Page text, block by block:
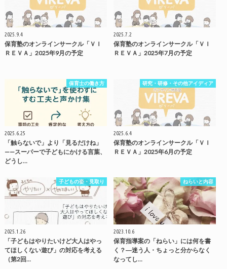
2025.9.4
保育塾のオンラインサークル「ＶＩ
ＲＥＶＡ」2025年9月の予定
2025.7.2
保育塾のオンラインサークル「ＶＩ
ＲＥＶＡ」2025年7月の予定
保育士の働き方
2025.6.25
「触らないで」より「見るだけね」
——スーパーで子どもにかける言葉、
どうし…
研究・研修・その他アイディア
2025.6.4
保育塾のオンラインサークル「ＶＩ
ＲＥＶＡ」2025年6月の予定
子どもの姿・見取り
2025.1.26
「子どもはやりたいけど大人はやっ
てほしくない遊び」の対応を考える
（第2回…
ねらいと内容
2023.10.6
保育指導案の「ねらい」には何を書
く？―迷う人・ちょっと分からなく
なってし…